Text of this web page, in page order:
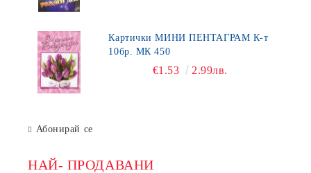
Картички МИНИ ПЕНТАГРАМ К-т
10бр. МК 450
€1.53 2.99лв.
Абонирай се
НАЙ- ПРОДАВАНИ